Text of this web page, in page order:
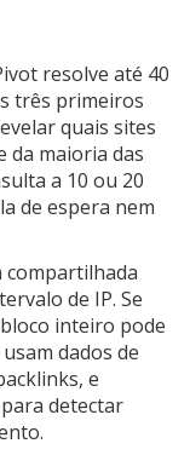
resolve até 40
três primeiros
quais sites
da maioria das
a 10 ou 20
de espera nem
compartilhada
de IP. Se
inteiro pode
dados de
e
detectar